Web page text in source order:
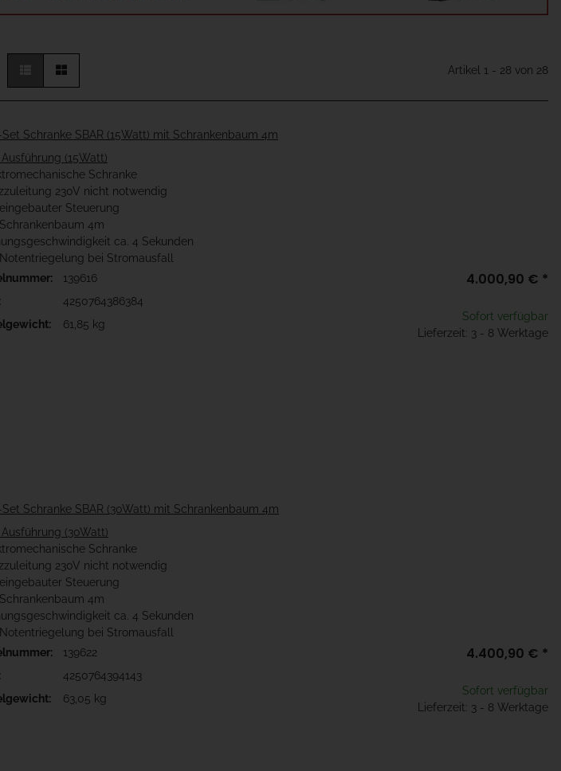
Artikel 1 - 28 von 28
Set Schranke SBAR (15Watt) mit Schrankenbaum 4m
(15Watt)
Schranke
230V nicht notwendig
Steuerung
4m
ca. 4 Sekunden
bei Stromausfall
139616
4250764386384
61,85 kg
4.000,90 € *
Sofort verfügbar
Lieferzeit: 3 - 8 Werktage
Set Schranke SBAR (30Watt) mit Schrankenbaum 4m
(30Watt)
Schranke
230V nicht notwendig
Steuerung
4m
ca. 4 Sekunden
bei Stromausfall
139622
4250764394143
63,05 kg
4.400,90 € *
Sofort verfügbar
Lieferzeit: 3 - 8 Werktage